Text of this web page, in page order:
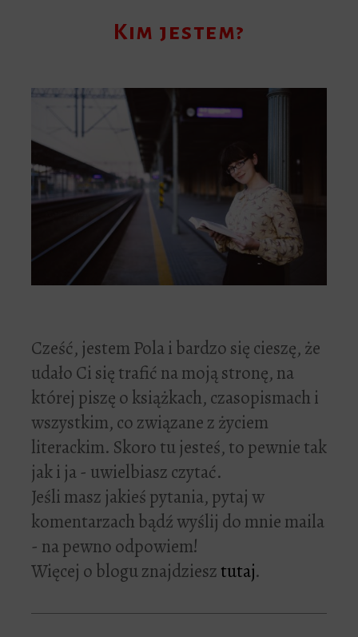
Kim jestem?
Cześć, jestem Pola i bardzo się cieszę, że
udało Ci się trafić na moją stronę, na
której piszę o książkach, czasopismach i
wszystkim, co związane z życiem
literackim. Skoro tu jesteś, to pewnie tak
jak i ja - uwielbiasz czytać.
Jeśli masz jakieś pytania, pytaj w
komentarzach bądź wyślij do mnie maila
- na pewno odpowiem!
Więcej o blogu znajdziesztutaj.